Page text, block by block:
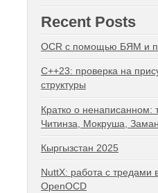
Recent Posts
OCR с помощью БЯМ и
C++23: проверка на
структуры
Кратко о ненаписанном:
Читинза, Мокруша,
Кыргызстан 2025
NuttX: работа с тредами
OpenOCD